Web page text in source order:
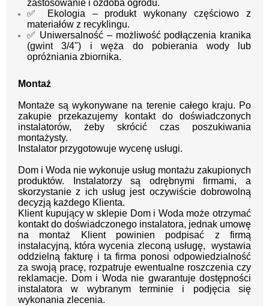
zastosowanie i ozdoba ogrodu.
✅ Ekologia – produkt wykonany częściowo z
materiałów z recyklingu.
✅ Uniwersalność – możliwość podłączenia kranika
(gwint 3/4") i węża do pobierania wody lub
opróżniania zbiornika.
Montaż
Montaże są wykonywane na terenie całego kraju. Po
zakupie przekazujemy kontakt do doświadczonych
instalatorów, żeby skrócić czas poszukiwania
montażysty.
Instalator przygotowuje wycenę usługi.
Dom i Woda nie wykonuje usług montażu zakupionych
produktów. Instalatorzy są odrębnymi firmami, a
skorzystanie z ich usług jest oczywiście dobrowolną
decyzją każdego Klienta.
Klient kupujący w sklepie Dom i Woda może otrzymać
kontakt do doświadczonego instalatora, jednak umowę
na montaż Klient powinien podpisać z firmą
instalacyjną, która wycenia zleconą usługę, wystawia
oddzielną fakturę i ta firma ponosi odpowiedzialność
za swoją pracę, rozpatruje ewentualne roszczenia czy
reklamacje. Dom i Woda nie gwarantuje dostępności
instalatora w wybranym terminie i podjęcia się
wykonania zlecenia.